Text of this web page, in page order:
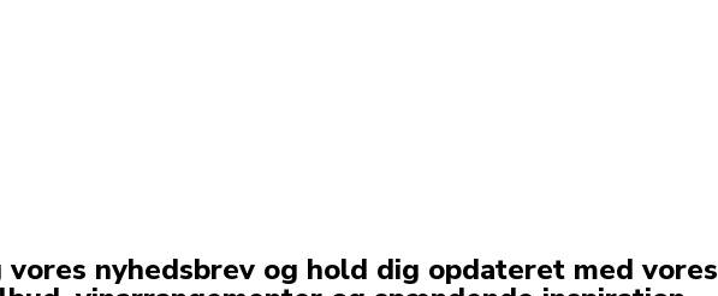
nyhedsbrev og hold dig opdateret med vores